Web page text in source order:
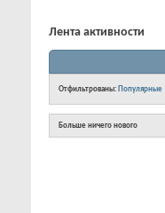
Лента активности
Отфильтрованы: Популярные
Больше ничего нового